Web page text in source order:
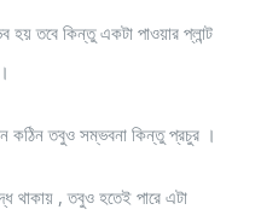
হয় তবে কিন্তু একটা পাওয়ার প্লান্ট
কঠিন তবুও সম্ভবনা কিন্তু প্রচুর ।
থাকায় , তবুও হতেই পারে এটা